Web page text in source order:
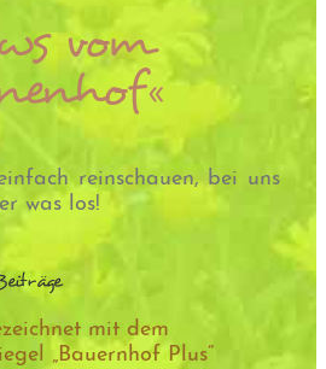
vom
reinschauen, bei uns
was los!
mit dem
„Bauernhof Plus“